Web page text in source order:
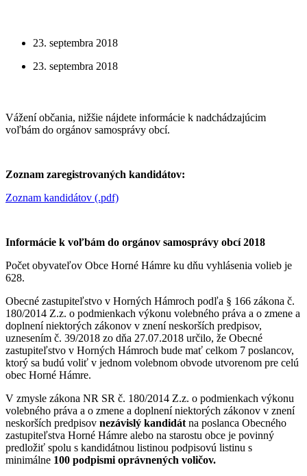
23. septembra 2018
23. septembra 2018
Vážení občania, nižšie nájdete informácie k nadchádzajúcim
voľbám do orgánov samosprávy obcí.
Zoznam zaregistrovaných kandidátov:
Zoznam kandidátov (.pdf)
Informácie k voľbám do orgánov samosprávy obcí 2018
Počet obyvateľov Obce Horné Hámre ku dňu vyhlásenia volieb je
628.
Obecné zastupiteľstvo v Horných Hámroch podľa § 166 zákona č.
180/2014 Z.z. o podmienkach výkonu volebného práva a o zmene a
doplnení niektorých zákonov v znení neskorších predpisov,
uznesením č. 39/2018 zo dňa 27.07.2018 určilo, že Obecné
zastupiteľstvo v Horných Hámroch bude mať celkom 7 poslancov,
ktorý sa budú voliť v jednom volebnom obvode utvorenom pre celú
obec Horné Hámre.
V zmysle zákona NR SR č. 180/2014 Z.z. o podmienkach výkonu
volebného práva a o zmene a doplnení niektorých zákonov v znení
neskorších predpisov nezávislý kandidát na poslanca Obecného
zastupiteľstva Horné Hámre alebo na starostu obce je povinný
predložiť spolu s kandidátnou listinou podpisovú listinu s
minimálne 100 podpismi oprávnených voličov.